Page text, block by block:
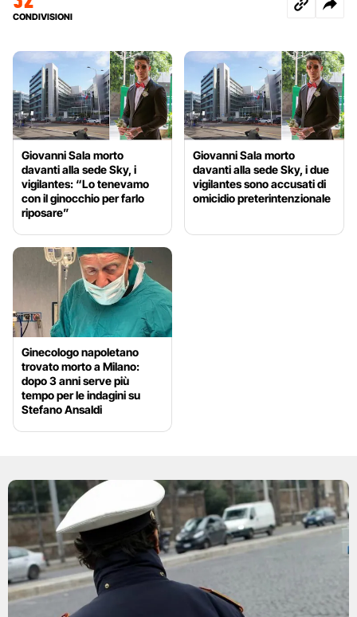
CONDIVISIONI
Giovanni Sala morto
davanti alla sede Sky, i
vigilantes: “Lo tenevamo
con il ginocchio per farlo
riposare”
Giovanni Sala morto
davanti alla sede Sky, i due
vigilantes sono accusati di
omicidio preterintenzionale
Ginecologo napoletano
trovato morto a Milano:
dopo 3 anni serve più
tempo per le indagini su
Stefano Ansaldi